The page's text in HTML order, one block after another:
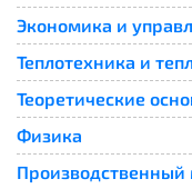
Экономика и
Теплотехника и
Теоретические
Физика